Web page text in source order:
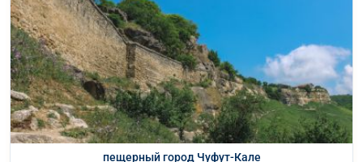
пещерный город Чуфут-Кале